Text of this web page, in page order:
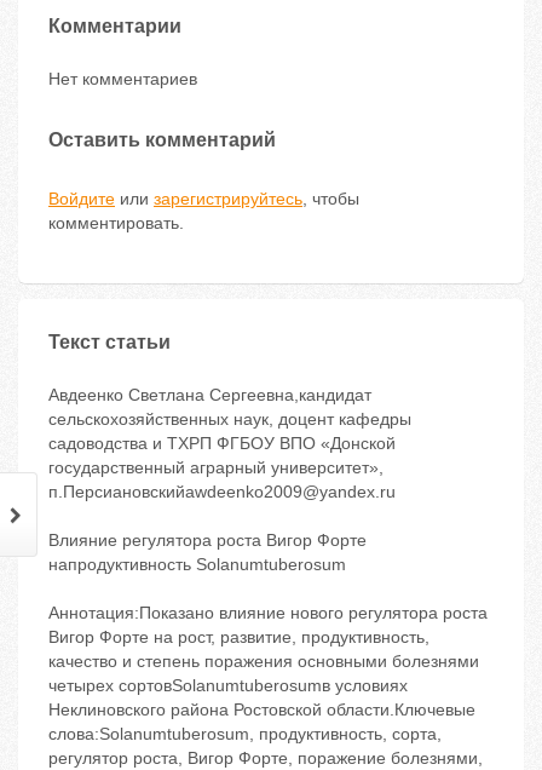
Комментарии
Нет комментариев
Оставить комментарий
Войдите или зарегистрируйтесь, чтобы
комментировать.
Текст статьи
Авдеенко Светлана Сергеевна,кандидат
сельскохозяйственных наук, доцент кафедры
садоводства и ТХРП ФГБОУ ВПО «Донской
государственный аграрный университет»,
п.Персиановскийawdeenko2009@yandex.ru
Влияние регулятора роста Вигор Форте
напродуктивность Solanumtuberosum
Аннотация:Показано влияние нового регулятора роста
Вигор Форте на рост, развитие, продуктивность,
качество и степень поражения основными болезнями
четырех сортовSolanumtuberosumв условиях
Неклиновского района Ростовской области.Ключевые
слова:Solanumtuberosum, продуктивность, сорта,
регулятор роста, Вигор Форте, поражение болезнями,